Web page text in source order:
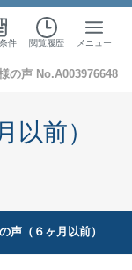
件 閲覧履歴 メニュー
の声 No.A003976648
以前）
声（６ヶ月以前）